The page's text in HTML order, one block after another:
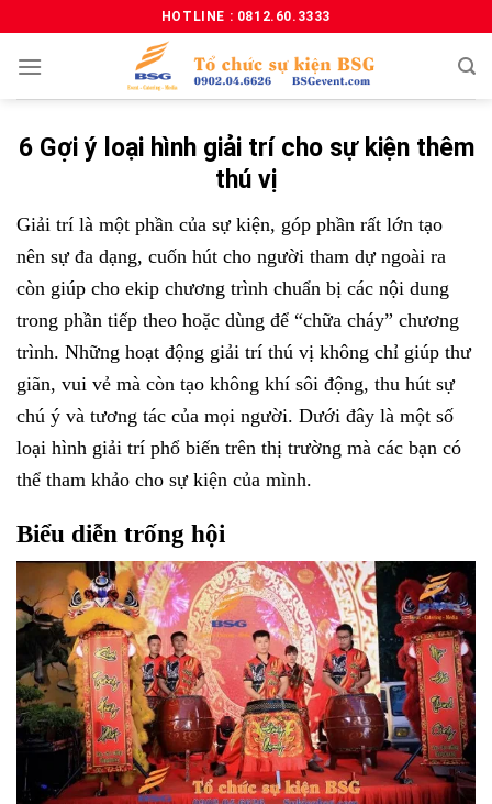
HOTLINE : 0812.60.3333
6 Gợi ý loại hình giải trí cho sự kiện thêm
thú vị
Giải trí là một phần của sự kiện, góp phần rất lớn tạo
nên sự đa dạng, cuốn hút cho người tham dự ngoài ra
còn giúp cho ekip chương trình chuẩn bị các nội dung
trong phần tiếp theo hoặc dùng để “chữa cháy” chương
trình. Những hoạt động giải trí thú vị không chỉ giúp thư
giãn, vui vẻ mà còn tạo không khí sôi động, thu hút sự
chú ý và tương tác của mọi người. Dưới đây là một số
loại hình giải trí phổ biến trên thị trường mà các bạn có
thể tham khảo cho sự kiện của mình.
Biểu diễn trống hội